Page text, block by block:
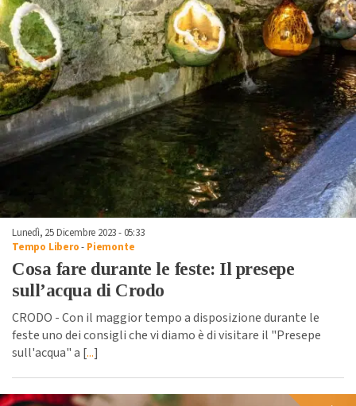
Lunedì, 25 Dicembre 2023 - 05:33
Tempo Libero- Piemonte
Cosa fare durante le feste: Il presepe
sull’acqua di Crodo
CRODO - Con il maggior tempo a disposizione durante le
feste uno dei consigli che vi diamo è di visitare il "Presepe
sull'acqua" a [...]